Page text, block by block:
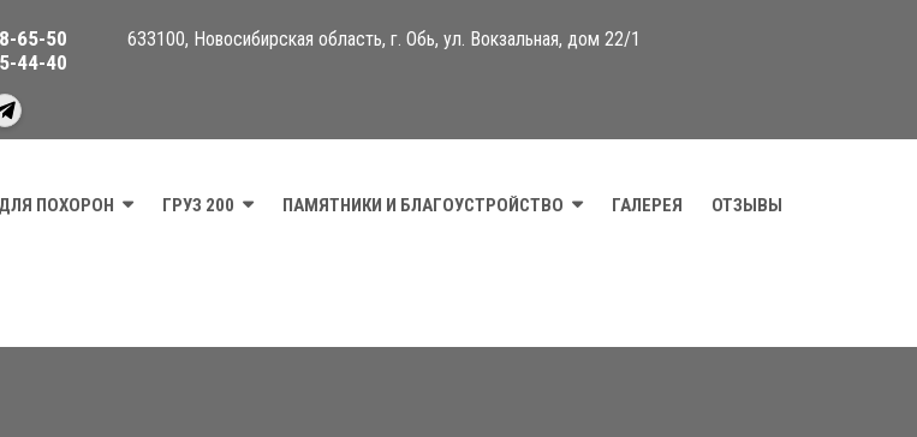
65-50
44-40
633100, Новосибирская область, г. Обь, ул. Вокзальная, дом 22/1
ПОХОРОН ГРУЗ 200 ПАМЯТНИКИ И БЛАГОУСТРОЙСТВО ГАЛЕРЕЯ ОТЗЫВЫ